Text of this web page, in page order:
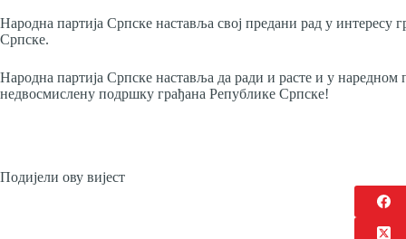
Народна партија Српске наставља свој предани рад у интересу
Српске.
Народна партија Српске наставља да ради и расте и у наредном
недвосмислену подршку грађана Републике Српске!
Подијели ову вијест